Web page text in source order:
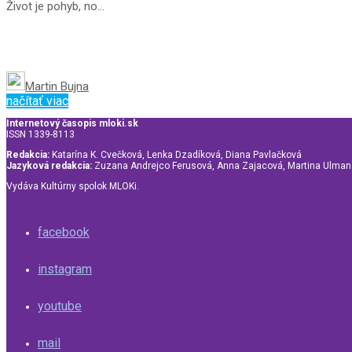
Život je pohyb, no...
Martin Bujna
načítať viac
Internetový časopis mloki.sk
ISSN 1339-8113
Redakcia: Katarína K. Cvečková, Lenka Dzadíková, Diana Pavlačková
Jazyková redakcia: Zuzana Andrejco Ferusová, Anna Zajacová, Martina
Vydáva Kultúrny spolok MLOKi.
facebook
instagram
youtube
mail